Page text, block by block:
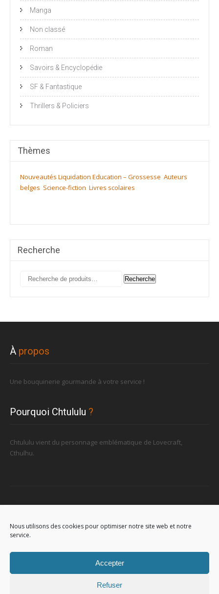
Nous utilisons des cookies pour optimiser notre site web et notre
service.
Accepter
Refuser
Manga
Non classé
Roman
Savoirs & Encyclopédie
SF & Fantastique
Thrillers & Policiers
Thèmes
Nouveautés Liquidation Education – Grossesse Auteurs
belges Science-fiction Livres scolaires
Recherche
Recherche
Recherche
À propos
Une bouquinerie gourmande à votre service !
Pourquoi Chtululu ?
Chtululu vient du personnage emblématique de Lovecraft,
Cthulhu.